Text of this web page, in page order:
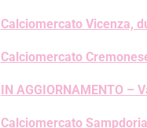
Calciomercato Vicenza,
Calciomercato
IN AGGIORNAMENTO –
Calciomercato